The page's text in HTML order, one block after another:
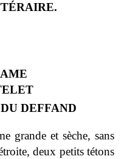
DEFFAND
grande et sèche, sans
deux petits tétons